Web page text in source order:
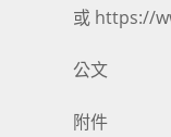
或 https://
公文
附件